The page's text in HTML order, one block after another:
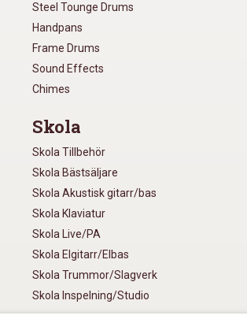
Steel Tounge Drums
Handpans
Frame Drums
Sound Effects
Chimes
Skola
Skola Tillbehör
Skola Bästsäljare
Skola Akustisk gitarr/bas
Skola Klaviatur
Skola Live/PA
Skola Elgitarr/Elbas
Skola Trummor/Slagverk
Skola Inspelning/Studio